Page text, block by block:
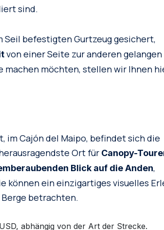
sind.
Seil befestigten Gurtzeug gesichert,
von einer Seite zur anderen gelangen
machen möchten, stellen wir Ihnen
im Cajón del Maipo, befindet sich die
Ort für Canopy-
Blick auf die Anden,
können ein einzigartiges visuelles
betrachten.
abhängig von der Art der Strecke.